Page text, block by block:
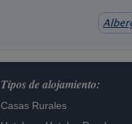
Tipos de alojamiento:
Casas Rurales